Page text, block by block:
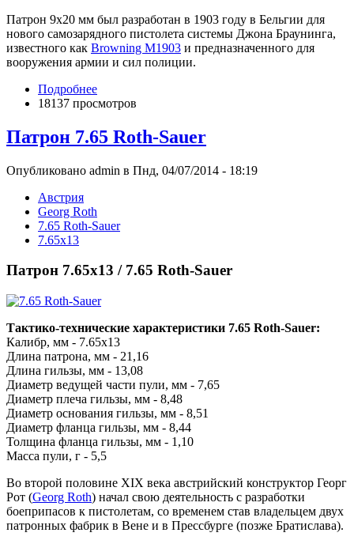
Патрон 9x20 мм был разработан в 1903 году в Бельгии для
нового самозарядного пистолета системы Джона Браунинга,
известного как Browning M1903 и предназначенного для
вооружения армии и сил полиции.
Подробнее
18137 просмотров
Патрон 7.65 Roth-Sauer
Опубликовано admin в Пнд, 04/07/2014 - 18:19
Австрия
Georg Roth
7.65 Roth-Sauer
7.65x13
Патрон 7.65x13 / 7.65 Roth-Sauer
Тактико-технические характеристики 7.65 Roth-Sauer:
Калибр, мм - 7.65x13
Длина патрона, мм - 21,16
Длина гильзы, мм - 13,08
Диаметр ведущей части пули, мм - 7,65
Диаметр плеча гильзы, мм - 8,48
Диаметр основания гильзы, мм - 8,51
Диаметр фланца гильзы, мм - 8,44
Толщина фланца гильзы, мм - 1,10
Масса пули, г - 5,5
Во второй половине XIX века австрийский конструктор Георг
Рот (Georg Roth) начал свою деятельность с разработки
боеприпасов к пистолетам, со временем став владельцем двух
патронных фабрик в Вене и в Прессбурге (позже Братислава).